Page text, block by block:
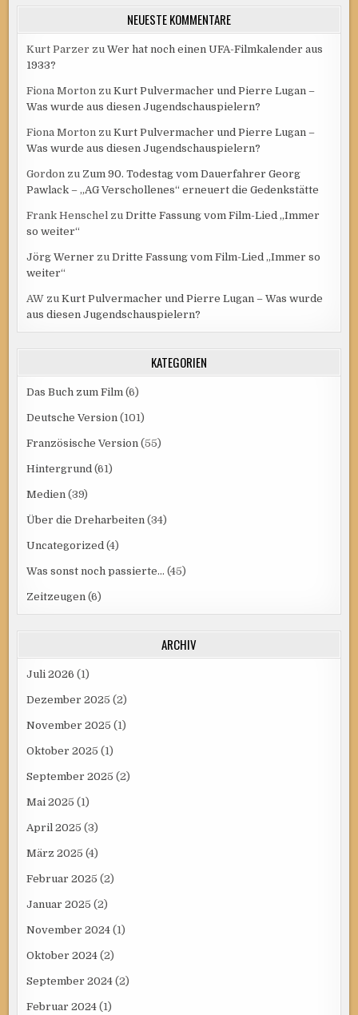
NEUESTE KOMMENTARE
Kurt Parzer zuWer hat noch einen UFA-Filmkalender aus
1933?
Fiona Morton zuKurt Pulvermacher und Pierre Lugan –
Was wurde aus diesen Jugendschauspielern?
Fiona Morton zuKurt Pulvermacher und Pierre Lugan –
Was wurde aus diesen Jugendschauspielern?
Gordon zu Zum 90. Todestag vom Dauerfahrer Georg
Pawlack – „AG Verschollenes“ erneuert die Gedenkstätte
Frank Henschel zuDritte Fassung vom Film-Lied „Immer
so weiter“
Jörg Werner zuDritte Fassung vom Film-Lied „Immer so
weiter“
AW zuKurt Pulvermacher und Pierre Lugan – Was wurde
aus diesen Jugendschauspielern?
KATEGORIEN
Das Buch zum Film (6)
Deutsche Version (101)
Französische Version (55)
Hintergrund (61)
Medien (39)
Über die Dreharbeiten (34)
Uncategorized (4)
Was sonst noch passierte… (45)
Zeitzeugen (6)
ARCHIV
Juli 2026 (1)
Dezember 2025 (2)
November 2025 (1)
Oktober 2025 (1)
September 2025 (2)
Mai 2025 (1)
April 2025 (3)
März 2025 (4)
Februar 2025 (2)
Januar 2025 (2)
November 2024 (1)
Oktober 2024 (2)
September 2024 (2)
Februar 2024 (1)